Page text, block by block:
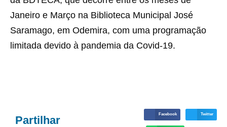
Janeiro e Março na Biblioteca Municipal José
Saramago, em Odemira, com uma programação
limitada devido à pandemia da Covid-19.
Partilhar Facebook Twitter